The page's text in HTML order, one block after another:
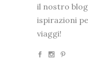
il nostro
ispirazioni
viaggi!